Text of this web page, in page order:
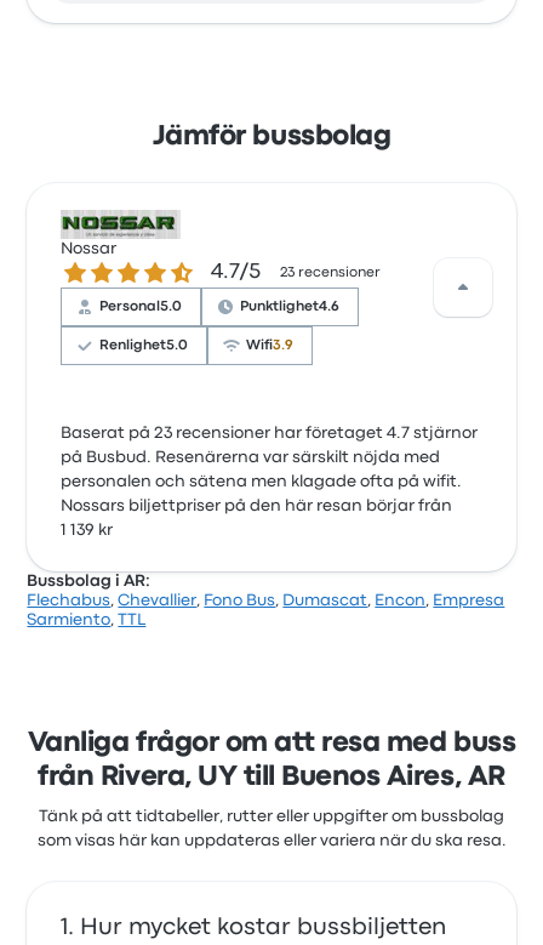
Jämför bussbolag
Nossar
4.7 ur 5 stjärnor 4.7/5 23 recensioner
Personal5.0 Punktlighet4.6
Renlighet5.0 Wifi3.9
Baserat på 23 recensioner har företaget 4.7 stjärnor
på Busbud. Resenärerna var särskilt nöjda med
personalen och sätena men klagade ofta på wifit.
Nossars biljettpriser på den här resan börjar från
1 139 kr
Bussbolag i AR:
Flechabus,Chevallier, Fono Bus, Dumascat, Encon, Empresa
Sarmiento,TTL
Vanliga frågor om att resa med buss
från Rivera, UY till Buenos Aires, AR
Tänk på att tidtabeller, rutter eller uppgifter om bussbolag
som visas här kan uppdateras eller variera när du ska resa.
Hur mycket kostar bussbiljetten